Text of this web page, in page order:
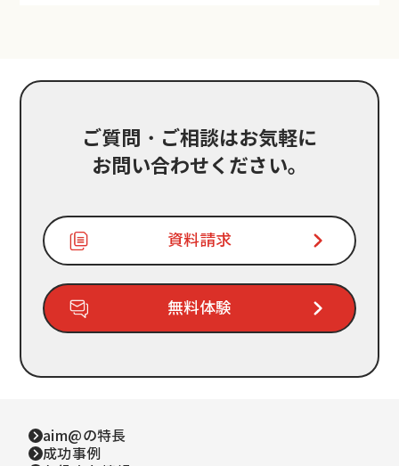
ご質問・ご相談はお気軽に
お問い合わせください。
資料請求
無料体験
aim@の特長
成功事例